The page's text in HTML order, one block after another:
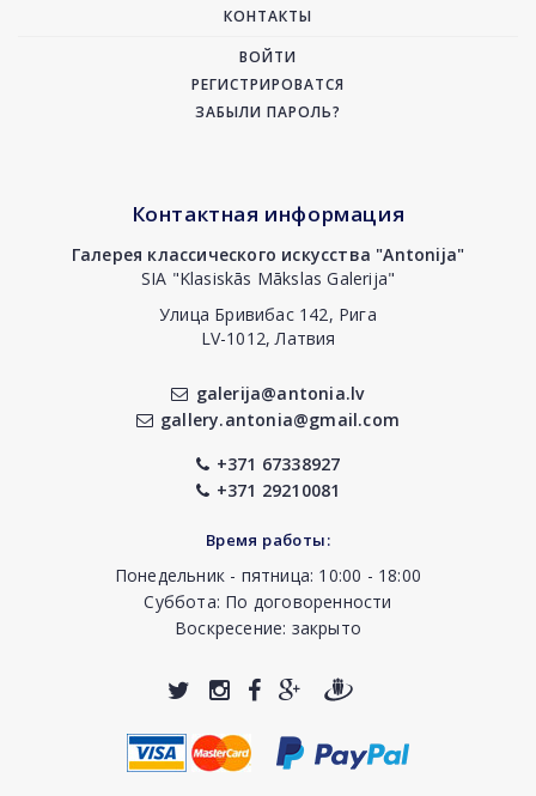
КОНТАКТЫ
ВОЙТИ
РЕГИСТРИРОВАТСЯ
ЗАБЫЛИ ПАРОЛЬ?
Контактная информация
Галерея классического искусства "Antonija"
SIA "Klasiskās Mākslas Galerija"
Улица Бривибас 142, Рига
LV-1012, Латвия
galerija@antonia.lv
gallery.antonia@gmail.com
+371 67338927
+371 29210081
Время работы:
Понедельник - пятница: 10:00 - 18:00
Суббота: По договоренности
Воскресение: закрыто